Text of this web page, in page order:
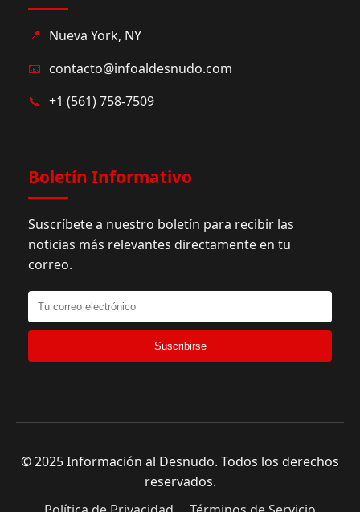
📍 Nueva York, NY
📧 contacto@infoaldesnudo.com
📞 +1 (561) 758-7509
Boletín Informativo
Suscríbete a nuestro boletín para recibir las
noticias más relevantes directamente en tu
correo.
Suscribirse
© 2025 Información al Desnudo. Todos los derechos
reservados.